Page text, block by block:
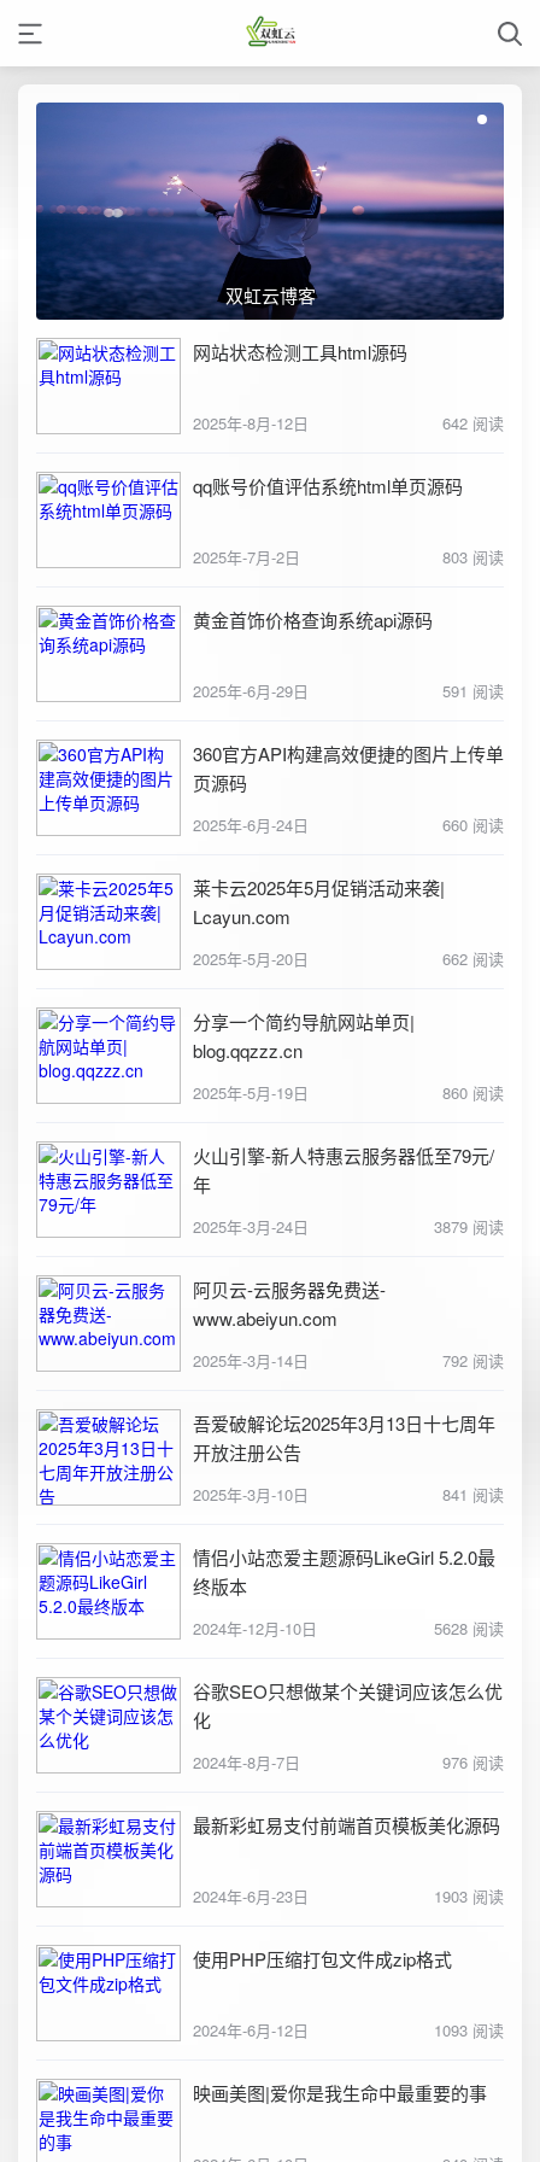
双虹云博客
网站状态检测工具html源码
2025年-8月-12日 642 阅读
qq账号价值评估系统html单页源码
2025年-7月-2日 803 阅读
黄金首饰价格查询系统api源码
2025年-6月-29日 591 阅读
360官方API构建高效便捷的图片上传单
页源码
2025年-6月-24日 660 阅读
莱卡云2025年5月促销活动来袭|
Lcayun.com
2025年-5月-20日 662 阅读
分享一个简约导航网站单页|
blog.qqzzz.cn
2025年-5月-19日 860 阅读
火山引擎-新人特惠云服务器低至79元/
年
2025年-3月-24日 3879 阅读
阿贝云-云服务器免费送-
www.abeiyun.com
2025年-3月-14日 792 阅读
吾爱破解论坛2025年3月13日十七周年
开放注册公告
2025年-3月-10日 841 阅读
情侣小站恋爱主题源码LikeGirl 5.2.0最
终版本
2024年-12月-10日 5628 阅读
谷歌SEO只想做某个关键词应该怎么优
化
2024年-8月-7日 976 阅读
最新彩虹易支付前端首页模板美化源码
2024年-6月-23日 1903 阅读
使用PHP压缩打包文件成zip格式
2024年-6月-12日 1093 阅读
映画美图|爱你是我生命中最重要的事